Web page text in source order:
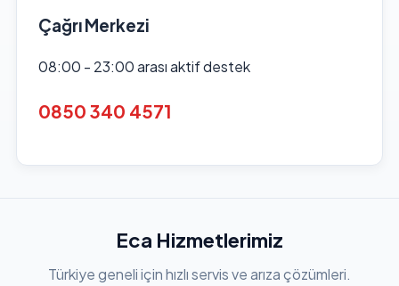
Çağrı Merkezi
08:00 - 23:00 arası aktif destek
0850 340 4571
Eca Hizmetlerimiz
Türkiye geneli için hızlı servis ve arıza çözümleri.